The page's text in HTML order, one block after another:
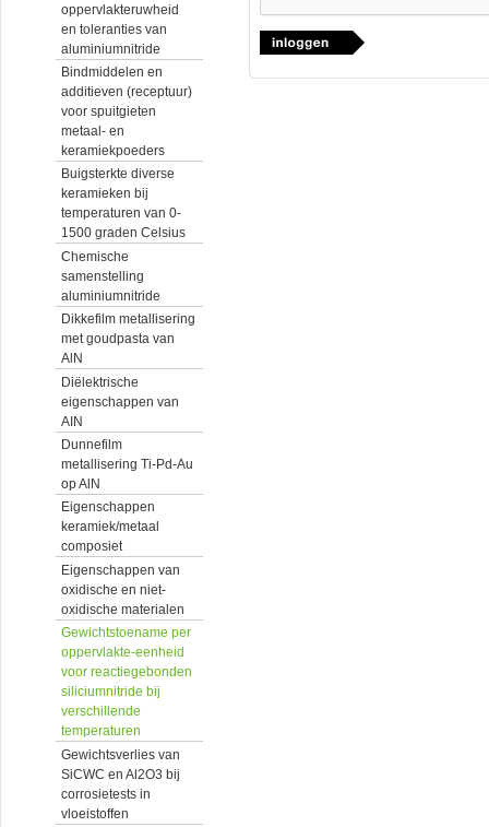
oppervlakteruwheid
en toleranties van
aluminiumnitride
Bindmiddelen en
additieven (receptuur)
voor spuitgieten
metaal- en
keramiekpoeders
Buigsterkte diverse
keramieken bij
temperaturen van 0-
1500 graden Celsius
Chemische
samenstelling
aluminiumnitride
Dikkefilm metallisering
met goudpasta van
AlN
Diëlektrische
eigenschappen van
AIN
Dunnefilm
metallisering Ti-Pd-Au
op AlN
Eigenschappen
keramiek/metaal
composiet
Eigenschappen van
oxidische en niet-
oxidische materialen
Gewichtstoename per
oppervlakte-eenheid
voor reactiegebonden
siliciumnitride bij
verschillende
temperaturen
Gewichtsverlies van
SiCWC en Al2O3 bij
corrosietests in
vloeistoffen